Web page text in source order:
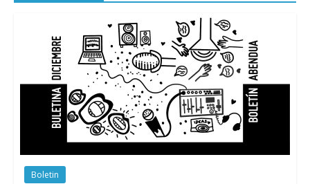
Boletin